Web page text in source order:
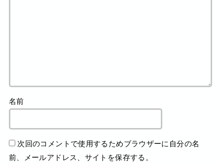
名前
次回のコメントで使用するためブラウザーに自分の名
前、メールアドレス、サイトを保存する。